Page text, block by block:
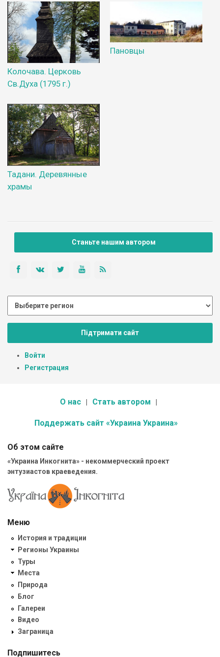
Колочава. Церковь
Св.Духа (1795 г.)
Пановцы
Тадани. Деревянные
храмы
Станьте нашим автором
Підтримати сайт
Войти
Регистрация
О нас Стать автором
Поддержать сайт «Украина Украина»
Об этом сайте
«Украина Инкогнита» - некоммерческий проект
энтузиастов краеведения.
Меню
История и традиции
Регионы Украины
Туры
Места
Природа
Блог
Галереи
Видео
Заграница
Подпишитесь